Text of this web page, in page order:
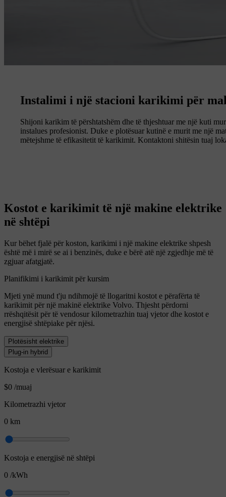
Instalimi i një stacioni karikimi për
Shijoni karikim të përshtatshëm dhe të thjeshtuar me një kuti
instalues profesionist. Duke e plotësuar kutinë e murit me një
mëtejshme të efikasitetit të karikimit. Kontaktoni shitësin tuaj
Kostot e karikimit të një makine elektrike
në shtëpi
Kur bëhet fjalë për koston, karikimi i një makine elektrike shpesh
është më i mirë se ai i benzinës, duke e bërë atë një zgjedhje më të
zgjuar afatgjatë.
Planifikimi i karikimit për kursim
Mjeti ynë mund t'ju ndihmojë të llogaritni kostot e përafërta të
karikimit për një makinë elektrike Volvo. Thjesht përdorni
rrëshqitësit për të vendosur kilometrazhin tuaj vjetor dhe kostot e
energjisë shtëpiake për njësi.
Plotësisht elektrike
Plug-in hybrid
Kostoja e vlerësuar e karikimit
$0 /muaj
Kilometrazhi vjetor
0 km
Kostoja e energjisë në shtëpi
0 /kWh